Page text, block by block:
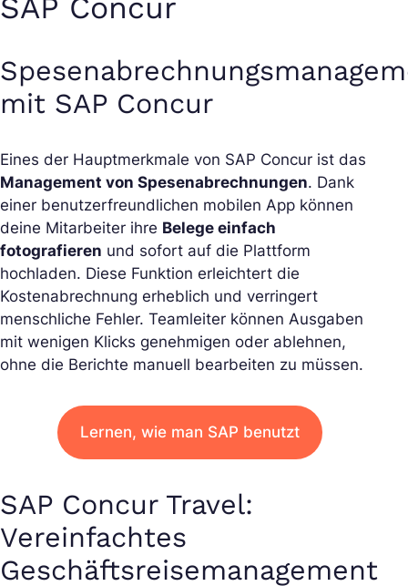
SAP Concur
mit SAP Concur
Eines der Hauptmerkmale von SAP Concur ist das
Management von Spesenabrechnungen. Dank
einer benutzerfreundlichen mobilen App können
deine Mitarbeiter ihre Belege einfach
fotografieren und sofort auf die Plattform
hochladen. Diese Funktion erleichtert die
Kostenabrechnung erheblich und verringert
menschliche Fehler. Teamleiter können Ausgaben
mit wenigen Klicks genehmigen oder ablehnen,
ohne die Berichte manuell bearbeiten zu müssen.
Lernen, wie man SAP benutzt
SAP Concur Travel:
Vereinfachtes
Geschäftsreisemanagement